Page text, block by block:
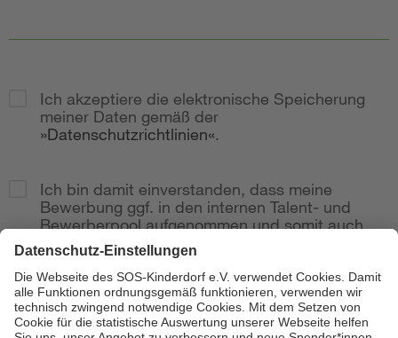
Ich akzeptiere die elektronische Speicherung
meiner Daten gemäß der
Datenschutzrichtlinien .
Ich bin damit einverstanden, dass meine
Bewerbung ggf. in den internen Talent- und
Bewerberpool aufgenommen und somit auch
bei weitere Stellenausschreibungen
berücksichtig wird.
Zur Anzeige
Senden